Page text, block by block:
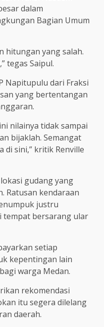
dalam
Bagian Umum
hitungan yang salah.
tegas Saipul.
Napitupulu dari Fraksi
yang bertentangan
nilainya tidak sampai
bijaklah. Semangat
di sini,” kritik Renville
gudang yang
Ratusan kendaraan
justru
tempat bersarang ular
setiap
kepentingan lain
warga Medan.
rekomendasi
itu segera dilelang
daerah.